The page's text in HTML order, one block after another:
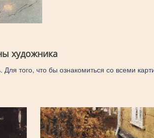
художника
того, что бы ознакомиться со всеми